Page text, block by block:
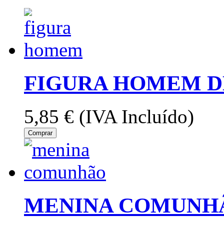
FIGURA HOMEM
5,85 € (IVA Incluído)
Comprar
MENINA